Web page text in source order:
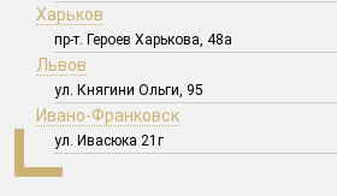
Харьков
пр-т. Героев Харькова, 48а
Львов
ул. Княгини Ольги, 95
Ивано-Франковск
ул. Ивасюка 21г